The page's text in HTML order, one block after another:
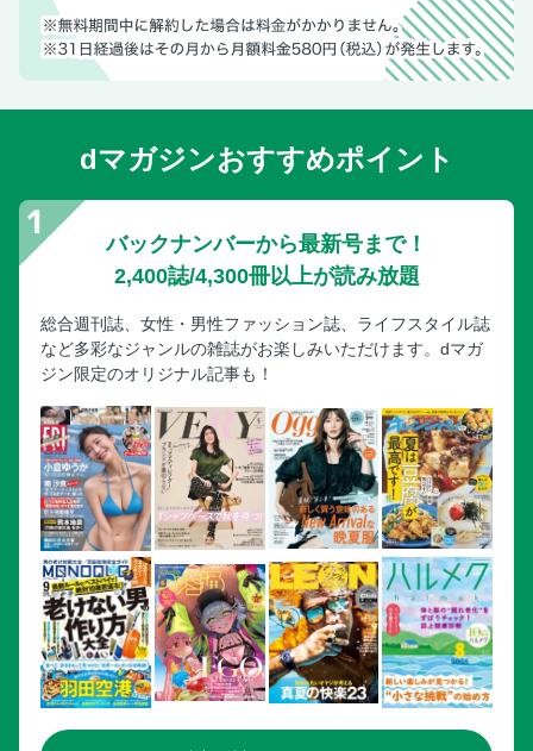
dマガジンおすすめポイント
バックナンバーから最新号まで！
2,400誌/4,300冊以上が読み放題
総合週刊誌、女性・男性ファッション誌、ライフスタイル誌
など多彩なジャンルの雑誌がお楽しみいただけます。dマガ
ジン限定のオリジナル記事も！